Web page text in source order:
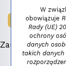
Zauważyłeś
W
obowiązuje
Rady (UE)
ochrony
danych
takich danych